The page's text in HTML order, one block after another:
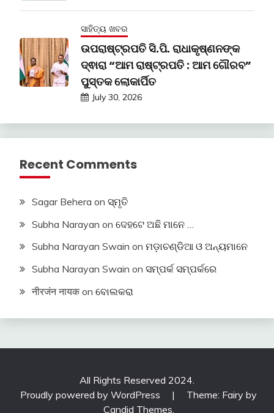
ସାହିତ୍ୟ ଖବର
ଉପରାଷ୍ଟ୍ରପତି ସି.ପି. ରାଧାକୃଷ୍ଣନଙ୍କ
ଦ୍ଵାରା “ଆମ ରାଷ୍ଟ୍ରପତି : ଆମ ଗୌରବ”
ପୁସ୍ତକ ଲୋକାର୍ପିତ
July 30, 2026
Recent Comments
Sagar Behera on ସ୍ମୃତି
Subha Narayan on ଦେହଟେ ଅଛି ମାନେ …
Subha Narayan Swain on ମଡ଼ାଚଣ୍ଡିଆ ଓ ଅନ୍ୟମାନେ
Subha Narayan Swain on ସମ୍ପର୍କ ସମ୍ପର୍କରେ
नीरजंन नायक on ବୋଲକରା
All Rights Reserved 2024.
Proudly powered by WordPress
|
Theme: Fairy by
Candid Themes.